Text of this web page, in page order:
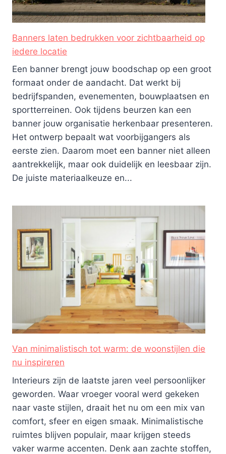
Banners laten bedrukken voor zichtbaarheid op
iedere locatie
Een banner brengt jouw boodschap op een groot
formaat onder de aandacht. Dat werkt bij
bedrijfspanden, evenementen, bouwplaatsen en
sportterreinen. Ook tijdens beurzen kan een
banner jouw organisatie herkenbaar presenteren.
Het ontwerp bepaalt wat voorbijgangers als
eerste zien. Daarom moet een banner niet alleen
aantrekkelijk, maar ook duidelijk en leesbaar zijn.
De juiste materiaalkeuze en...
Van minimalistisch tot warm: de woonstijlen die
nu inspireren
Interieurs zijn de laatste jaren veel persoonlijker
geworden. Waar vroeger vooral werd gekeken
naar vaste stijlen, draait het nu om een mix van
comfort, sfeer en eigen smaak. Minimalistische
ruimtes blijven populair, maar krijgen steeds
vaker warme accenten. Denk aan zachte stoffen,